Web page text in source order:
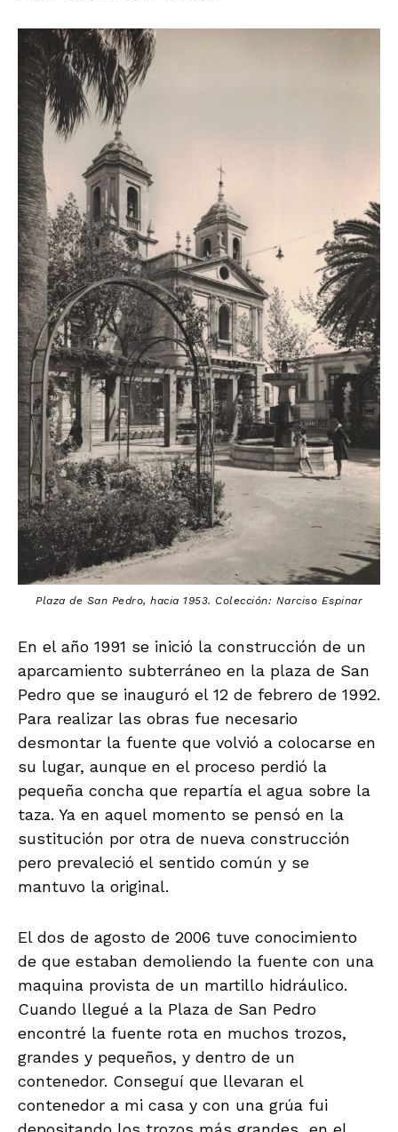
Plaza de San Pedro, hacia 1953. Colección: Narciso Espinar
En el año 1991 se inició la construcción de un
aparcamiento subterráneo en la plaza de San
Pedro que se inauguró el 12 de febrero de 1992.
Para realizar las obras fue necesario
desmontar la fuente que volvió a colocarse en
su lugar, aunque en el proceso perdió la
pequeña concha que repartía el agua sobre la
taza. Ya en aquel momento se pensó en la
sustitución por otra de nueva construcción
pero prevaleció el sentido común y se
mantuvo la original.
El dos de agosto de 2006 tuve conocimiento
de que estaban demoliendo la fuente con una
maquina provista de un martillo hidráulico.
Cuando llegué a la Plaza de San Pedro
encontré la fuente rota en muchos trozos,
grandes y pequeños, y dentro de un
contenedor. Conseguí que llevaran el
contenedor a mi casa y con una grúa fui